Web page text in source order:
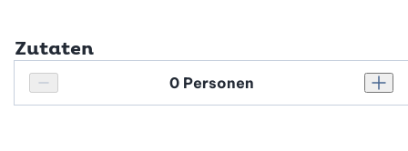
Zutaten
Personenanzahl verringern
Personenanzahl